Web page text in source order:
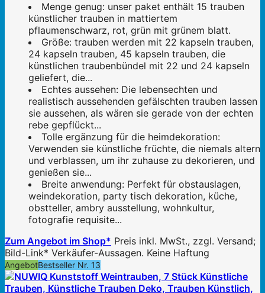
Menge genug: unser paket enthält 15 trauben
künstlicher trauben in mattiertem
pflaumenschwarz, rot, grün mit grünem blatt.
Größe: trauben werden mit 22 kapseln trauben,
24 kapseln trauben, 45 kapseln trauben, die
künstlichen traubenbündel mit 22 und 24 kapseln
geliefert, die...
Echtes aussehen: Die lebensechten und
realistisch aussehenden gefälschten trauben lassen
sie aussehen, als wären sie gerade von der echten
rebe gepflückt...
Tolle ergänzung für die heimdekoration:
Verwenden sie künstliche früchte, die niemals altern
und verblassen, um ihr zuhause zu dekorieren, und
genießen sie...
Breite anwendung: Perfekt für obstauslagen,
weindekoration, party tisch dekoration, küche,
obstteller, ambry ausstellung, wohnkultur,
fotografie requisite...
Zum Angebot im Shop* Preis inkl. MwSt., zzgl. Versand;
Bild-Link* Verkäufer-Aussagen. Keine Haftung
AngebotBestseller Nr. 13